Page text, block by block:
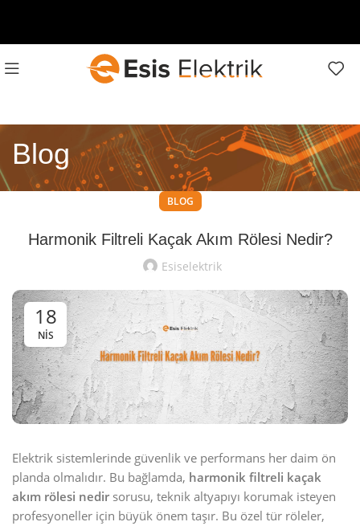
Blog
BLOG
Harmonik Filtreli Kaçak Akım Rölesi Nedir?
Esiselektrik
18
NIS
Elektrik sistemlerinde güvenlik ve performans her daim ön
planda olmalıdır. Bu bağlamda, harmonik filtreli kaçak
akım rölesi nedir sorusu, teknik altyapıyı korumak isteyen
profesyoneller için büyük önem taşır. Bu özel tür röleler,